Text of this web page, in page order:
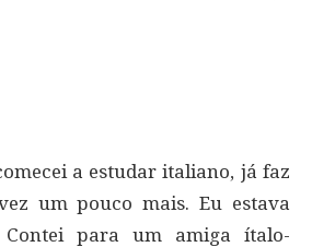
a estudar italiano, já faz
um pouco mais. Eu estava
Contei para um amiga ítalo-